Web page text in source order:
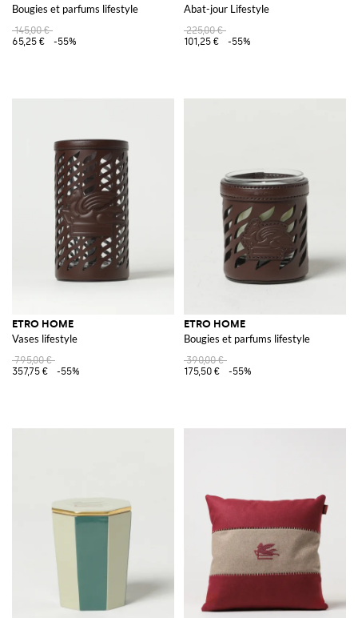
Bougies et parfums lifestyle
145,00 €
65,25 €
-55%
Abat-jour Lifestyle
225,00 €
101,25 €
-55%
ETRO HOME
Vases lifestyle
795,00 €
357,75 €
-55%
ETRO HOME
Bougies et parfums lifestyle
390,00 €
175,50 €
-55%